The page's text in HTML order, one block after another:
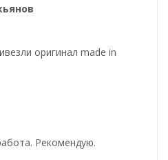
оригинал made in
Рекомендую.